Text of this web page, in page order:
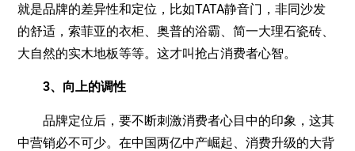
就是品牌的差异性和定位，比如TATA静音门，非同沙发
的舒适，索菲亚的衣柜、奥普的浴霸、简一大理石瓷砖、
大自然的实木地板等等。这才叫抢占消费者心智。
3、向上的调性
品牌定位后，要不断刺激消费者心目中的印象，这其
中营销必不可少。在中国两亿中产崛起、消费升级的大背